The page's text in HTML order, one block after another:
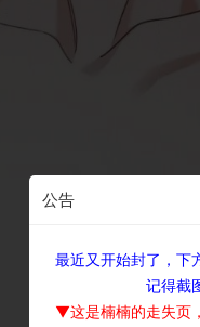
公告
最近又开始封了，下
记得截
▼这是楠楠的走失页